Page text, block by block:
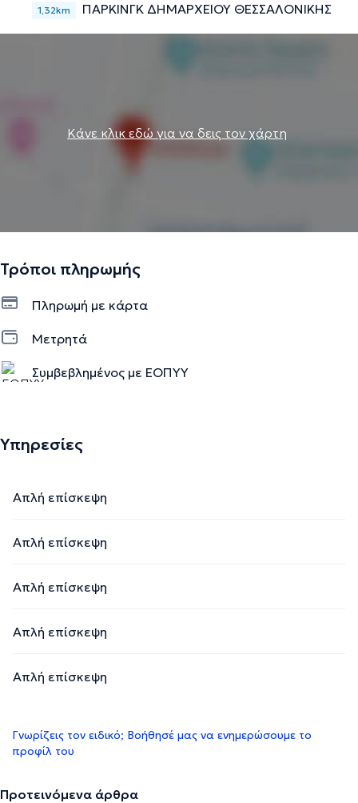
1,32km ΠΑΡΚΙΝΓΚ ΔΗΜΑΡΧΕΙΟΥ ΘΕΣΣΑΛΟΝΙΚΗΣ
Κάνε κλικ εδώ για να δεις τον χάρτη
Τρόποι πληρωμής
Πληρωμή με κάρτα
Μετρητά
Συμβεβλημένος με ΕΟΠΥΥ
Υπηρεσίες
Απλή επίσκεψη
Απλή επίσκεψη
Απλή επίσκεψη
Απλή επίσκεψη
Απλή επίσκεψη
Γνωρίζεις τον ειδικό; Βοήθησέ μας να ενημερώσουμε το
προφίλ του
Προτεινόμενα άρθρα